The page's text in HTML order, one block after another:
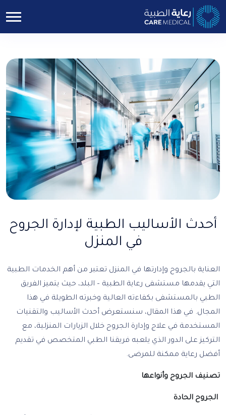
أحدث الأساليب الطبية لإدارة الجروح
في المنزل
العناية بالجروح وإدارتها في المنزل تعتبر من أهم الخدمات الطبية
التي يقدمها مستشفى رعاية الطبية – البلد، حيث يتميز الفريق
الطبي بالمستشفى بكفاءته العالية وخبرته الطويلة في هذا
المجال. في هذا المقال، سنستعرض أحدث الأساليب والتقنيات
المستخدمة في علاج وإدارة الجروح خلال الزيارات المنزلية، مع
التركيز على الدور الذي يلعبه فريقنا الطبي المتخصص في تقديم
أفضل رعاية ممكنة للمرضى.
تصنيف الجروح وأنواعها
الجروح الحادة